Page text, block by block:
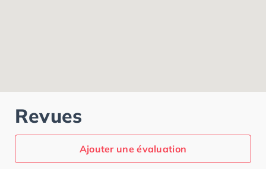
Revues
Ajouter une évaluation